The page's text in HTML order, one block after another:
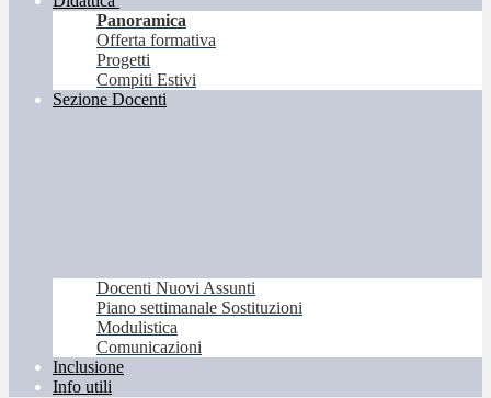
Panoramica
Offerta formativa
Progetti
Compiti Estivi
Sezione Docenti
Docenti Nuovi Assunti
Piano settimanale Sostituzioni
Modulistica
Comunicazioni
Inclusione
Info utili